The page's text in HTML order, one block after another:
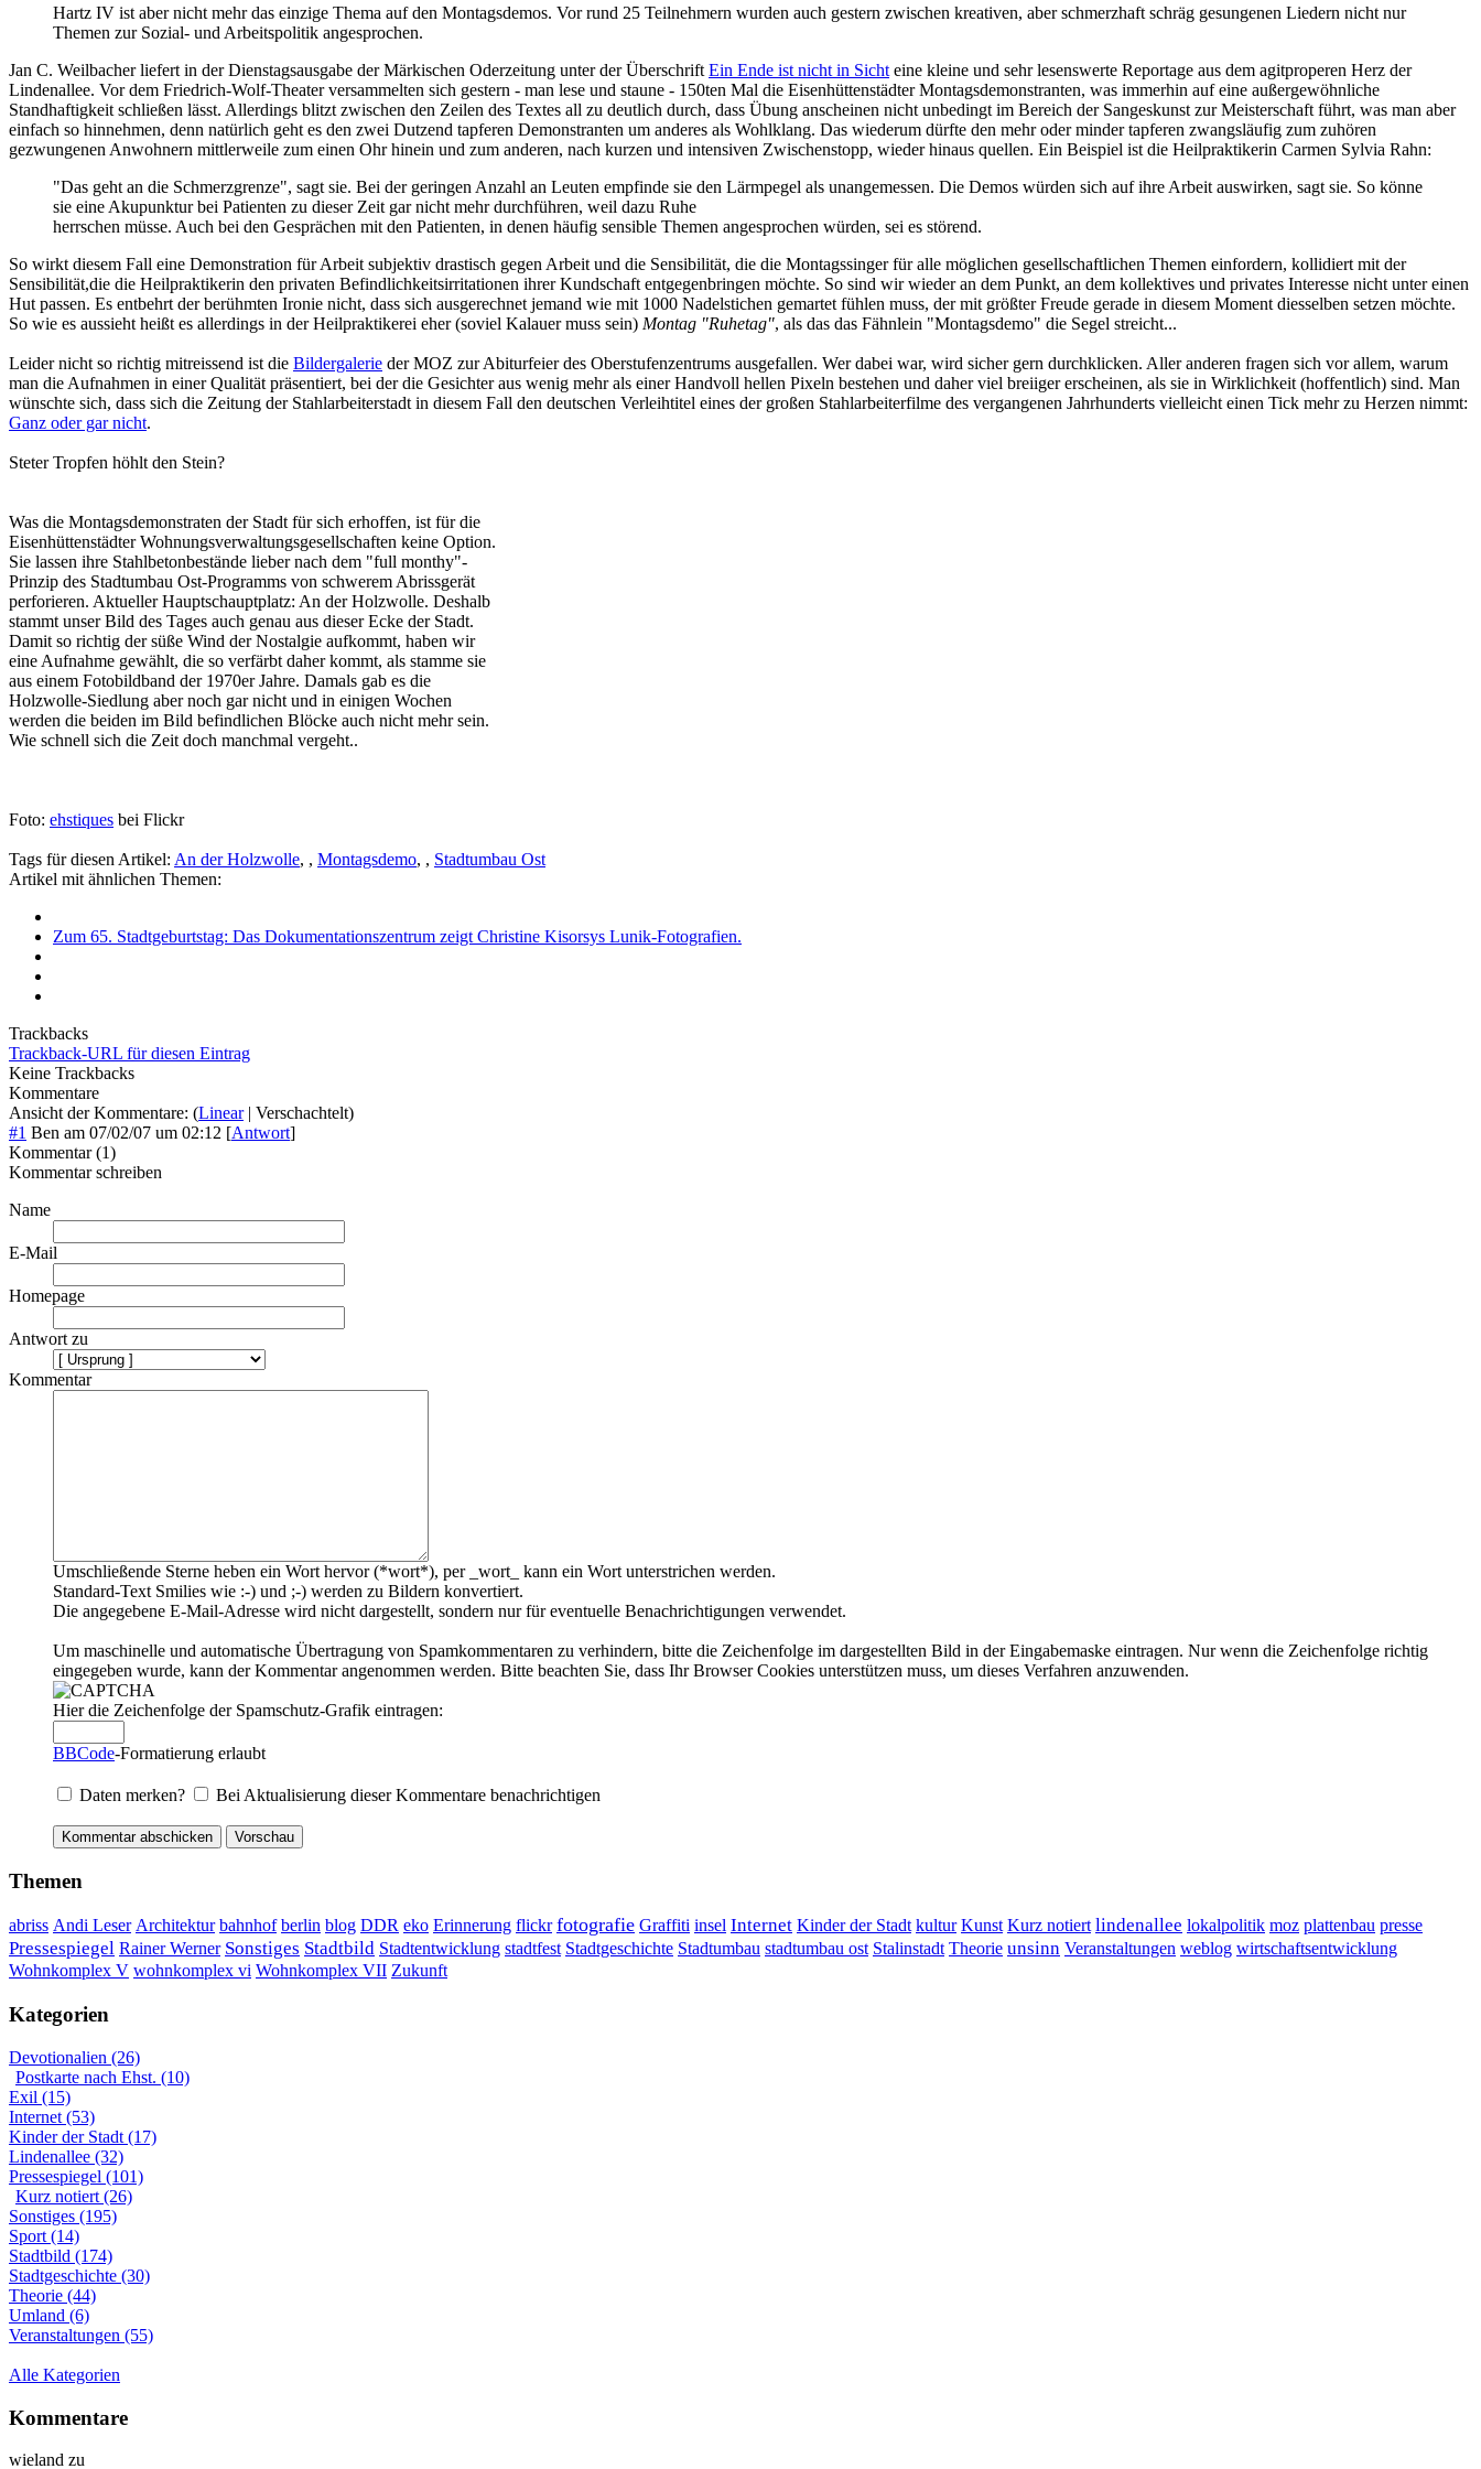
Hartz IV ist aber nicht mehr das einzige Thema auf den Montagsdemos. Vor rund 25 Teilnehmern wurden auch gestern zwischen kreativen, aber schmerzhaft schräg gesungenen Liedern nicht nur
Themen zur Sozial- und Arbeitspolitik angesprochen.
Jan C. Weilbacher liefert in der Dienstagsausgabe der Märkischen Oderzeitung unter der Überschrift Ein Ende ist nicht in Sicht eine kleine und sehr lesenswerte Reportage aus dem agitproperen Herz der
Lindenallee. Vor dem Friedrich-Wolf-Theater versammelten sich gestern - man lese und staune - 150ten Mal die Eisenhüttenstädter Montagsdemonstranten, was immerhin auf eine außergewöhnliche
Standhaftigkeit schließen lässt. Allerdings blitzt zwischen den Zeilen des Textes all zu deutlich durch, dass Übung anscheinen nicht unbedingt im Bereich der Sangeskunst zur Meisterschaft führt, was man aber
einfach so hinnehmen, denn natürlich geht es den zwei Dutzend tapferen Demonstranten um anderes als Wohlklang. Das wiederum dürfte den mehr oder minder tapferen zwangsläufig zum zuhören
gezwungenen Anwohnern mittlerweile zum einen Ohr hinein und zum anderen, nach kurzen und intensiven Zwischenstopp, wieder hinaus quellen. Ein Beispiel ist die Heilpraktikerin Carmen Sylvia Rahn:
"Das geht an die Schmerzgrenze", sagt sie. Bei der geringen Anzahl an Leuten empfinde sie den Lärmpegel als unangemessen. Die Demos würden sich auf ihre Arbeit auswirken, sagt sie. So könne
sie eine Akupunktur bei Patienten zu dieser Zeit gar nicht mehr durchführen, weil dazu Ruhe
herrschen müsse. Auch bei den Gesprächen mit den Patienten, in denen häufig sensible Themen angesprochen würden, sei es störend.
So wirkt diesem Fall eine Demonstration für Arbeit subjektiv drastisch gegen Arbeit und die Sensibilität, die die Montagssinger für alle möglichen gesellschaftlichen Themen einfordern, kollidiert mit der
Sensibilität,die die Heilpraktikerin den privaten Befindlichkeitsirritationen ihrer Kundschaft entgegenbringen möchte. So sind wir wieder an dem Punkt, an dem kollektives und privates Interesse nicht unter einen
Hut passen. Es entbehrt der berühmten Ironie nicht, dass sich ausgerechnet jemand wie mit 1000 Nadelstichen gemartet fühlen muss, der mit größter Freude gerade in diesem Moment diesselben setzen möchte.
So wie es aussieht heißt es allerdings in der Heilpraktikerei eher (soviel Kalauer muss sein) Montag "Ruhetag", als das das Fähnlein "Montagsdemo" die Segel streicht...
Leider nicht so richtig mitreissend ist die Bildergalerie der MOZ zur Abiturfeier des Oberstufenzentrums ausgefallen. Wer dabei war, wird sicher gern durchklicken. Aller anderen fragen sich vor allem, warum
man die Aufnahmen in einer Qualität präsentiert, bei der die Gesichter aus wenig mehr als einer Handvoll hellen Pixeln bestehen und daher viel breiiger erscheinen, als sie in Wirklichkeit (hoffentlich) sind. Man
wünschte sich, dass sich die Zeitung der Stahlarbeiterstadt in diesem Fall den deutschen Verleihtitel eines der großen Stahlarbeiterfilme des vergangenen Jahrhunderts vielleicht einen Tick mehr zu Herzen nimmt:
Ganz oder gar nicht.
Steter Tropfen höhlt den Stein?
Was die Montagsdemonstraten der Stadt für sich erhoffen, ist für die
Eisenhüttenstädter Wohnungsverwaltungsgesellschaften keine Option.
Sie lassen ihre Stahlbetonbestände lieber nach dem "full monthy"-
Prinzip des Stadtumbau Ost-Programms von schwerem Abrissgerät
perforieren. Aktueller Hauptschauptplatz: An der Holzwolle. Deshalb
stammt unser Bild des Tages auch genau aus dieser Ecke der Stadt.
Damit so richtig der süße Wind der Nostalgie aufkommt, haben wir
eine Aufnahme gewählt, die so verfärbt daher kommt, als stamme sie
aus einem Fotobildband der 1970er Jahre. Damals gab es die
Holzwolle-Siedlung aber noch gar nicht und in einigen Wochen
werden die beiden im Bild befindlichen Blöcke auch nicht mehr sein.
Wie schnell sich die Zeit doch manchmal vergeht..
Foto: ehstiques bei Flickr
Tags für diesen Artikel: An der Holzwolle, , Montagsdemo, , Stadtumbau Ost
Artikel mit ähnlichen Themen:
Zum 65. Stadtgeburtstag: Das Dokumentationszentrum zeigt Christine Kisorsys Lunik-Fotografien.
Trackbacks
Trackback-URL für diesen Eintrag
Keine Trackbacks
Kommentare
Ansicht der Kommentare: (Linear| Verschachtelt)
#1 Ben am 07/02/07 um 02:12 [Antwort]
Kommentar (1)
Kommentar schreiben
Name
E-Mail
Homepage
Antwort zu
Kommentar
Umschließende Sterne heben ein Wort hervor (*wort*), per _wort_ kann ein Wort unterstrichen werden.
Standard-Text Smilies wie :-) und ;-) werden zu Bildern konvertiert.
Die angegebene E-Mail-Adresse wird nicht dargestellt, sondern nur für eventuelle Benachrichtigungen verwendet.
Um maschinelle und automatische Übertragung von Spamkommentaren zu verhindern, bitte die Zeichenfolge im dargestellten Bild in der Eingabemaske eintragen. Nur wenn die Zeichenfolge richtig
eingegeben wurde, kann der Kommentar angenommen werden. Bitte beachten Sie, dass Ihr Browser Cookies unterstützen muss, um dieses Verfahren anzuwenden.
Hier die Zeichenfolge der Spamschutz-Grafik eintragen:
BBCode-Formatierung erlaubt
Daten merken? Bei Aktualisierung dieser Kommentare benachrichtigen
Themen
abriss Andi Leser Architektur bahnhof berlin blog DDR eko Erinnerung flickr fotografie Graffiti insel Internet Kinder der Stadt kultur Kunst Kurz notiert lindenallee lokalpolitik moz plattenbau presse
Pressespiegel Rainer Werner Sonstiges Stadtbild Stadtentwicklung stadtfest Stadtgeschichte Stadtumbau stadtumbau ost Stalinstadt Theorie unsinn Veranstaltungen weblog wirtschaftsentwicklung
Wohnkomplex V wohnkomplex vi Wohnkomplex VII Zukunft
Kategorien
Devotionalien (26)
Postkarte nach Ehst. (10)
Exil (15)
Internet (53)
Kinder der Stadt (17)
Lindenallee (32)
Pressespiegel (101)
Kurz notiert (26)
Sonstiges (195)
Sport (14)
Stadtbild (174)
Stadtgeschichte (30)
Theorie (44)
Umland (6)
Veranstaltungen (55)
Alle Kategorien
Kommentare
wieland zu